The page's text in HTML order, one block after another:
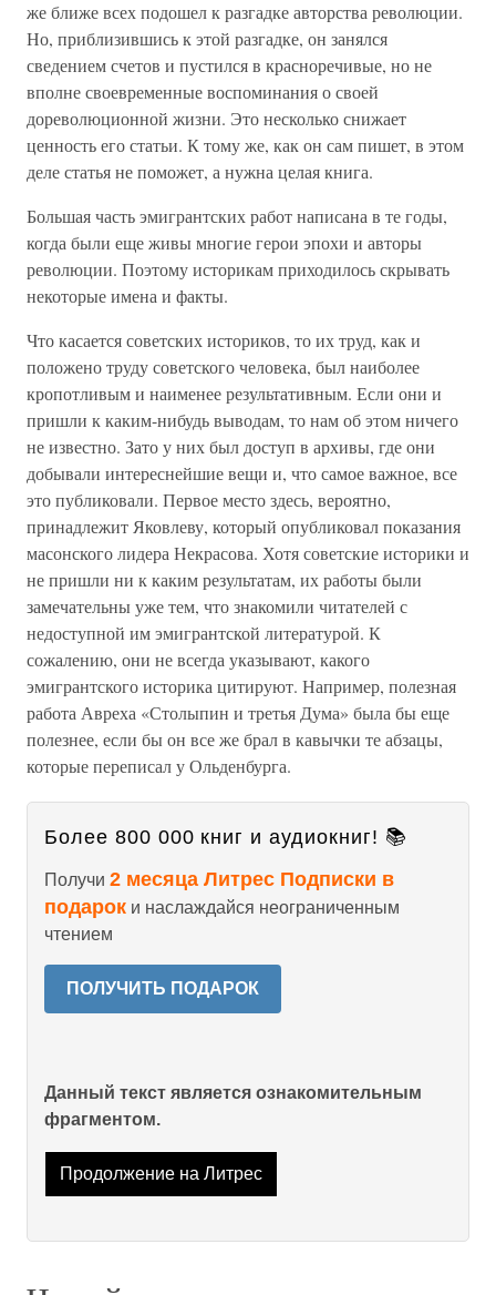
же ближе всех подошел к разгадке авторства революции.
Но, приблизившись к этой разгадке, он занялся
сведением счетов и пустился в красноречивые, но не
вполне своевременные воспоминания о своей
дореволюционной жизни. Это несколько снижает
ценность его статьи. К тому же, как он сам пишет, в этом
деле статья не поможет, а нужна целая книга.
Большая часть эмигрантских работ написана в те годы,
когда были еще живы многие герои эпохи и авторы
революции. Поэтому историкам приходилось скрывать
некоторые имена и факты.
Что касается советских историков, то их труд, как и
положено труду советского человека, был наиболее
кропотливым и наименее результативным. Если они и
пришли к каким-нибудь выводам, то нам об этом ничего
не известно. Зато у них был доступ в архивы, где они
добывали интереснейшие вещи и, что самое важное, все
это публиковали. Первое место здесь, вероятно,
принадлежит Яковлеву, который опубликовал показания
масонского лидера Некрасова. Хотя советские историки и
не пришли ни к каким результатам, их работы были
замечательны уже тем, что знакомили читателей с
недоступной им эмигрантской литературой. К
сожалению, они не всегда указывают, какого
эмигрантского историка цитируют. Например, полезная
работа Авреха «Столыпин и третья Дума» была бы еще
полезнее, если бы он все же брал в кавычки те абзацы,
которые переписал у Ольденбурга.
Более 800 000 книг и аудиокниг! 📚
Получи 2 месяца Литрес Подписки в
подарок и наслаждайся неограниченным
чтением
ПОЛУЧИТЬ ПОДАРОК
Данный текст является ознакомительным
фрагментом.
Продолжение на Литрес